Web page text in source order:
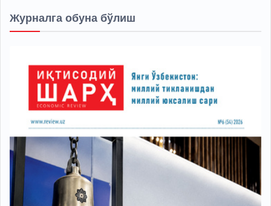
Журналга обуна бўлиш